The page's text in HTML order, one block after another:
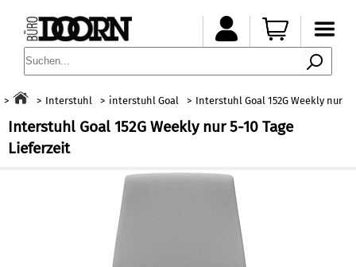
Interstuhl interstuhl Goal Interstuhl Goal 152G Weekly nur
Interstuhl Goal 152G Weekly nur 5-10 Tage
Lieferzeit